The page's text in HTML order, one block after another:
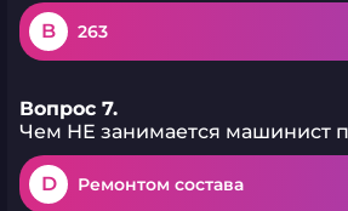
B 263
Вопрос 7.
Чем НЕ занимается машинист
D Ремонтом состава